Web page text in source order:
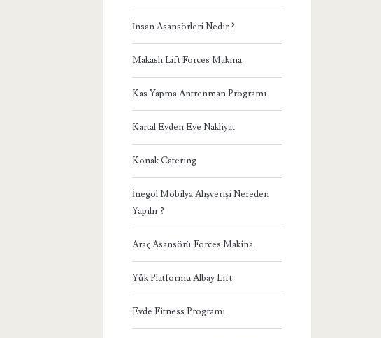
İnsan Asansörleri Nedir ?
Makaslı Lift Forces Makina
Kas Yapma Antrenman Programı
Kartal Evden Eve Nakliyat
Konak Catering
İnegöl Mobilya Alışverişi Nereden
Yapılır ?
Araç Asansörü Forces Makina
Yük Platformu Albay Lift
Evde Fitness Programı